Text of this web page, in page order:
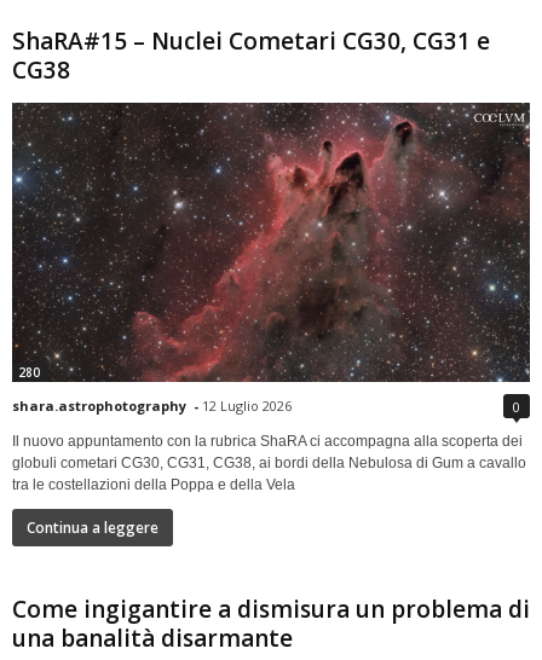
ShaRA#15 – Nuclei Cometari CG30, CG31 e
CG38
280
shara.astrophotography - 12 Luglio 2026 0
Il nuovo appuntamento con la rubrica ShaRA ci accompagna alla scoperta dei
globuli cometari CG30, CG31, CG38, ai bordi della Nebulosa di Gum a cavallo
tra le costellazioni della Poppa e della Vela
Continua a leggere
Come ingigantire a dismisura un problema di
una banalità disarmante